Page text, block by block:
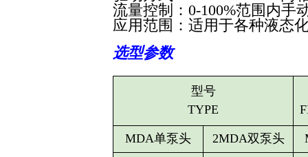
流量控制： 0-100%范围内手
应用范围： 适用于各种液态
选型参数
型号
TYPE
MDA单泵头 2MDA双泵头